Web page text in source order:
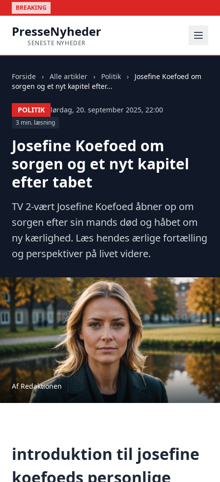
BREAKING
PresseNyheder
SENESTE NYHEDER
Forside › Alle artikler › Politik ›
Josefine Koefoed om
sorgen og et nyt kapitel efter...
POLITIK lørdag, 20. september 2025, 22:00
3 min. læsning
Josefine Koefoed om
sorgen og et nyt kapitel
efter tabet
TV 2-vært Josefine Koefoed åbner op om
sorgen efter sin mands død og håbet om
ny kærlighed. Læs hendes ærlige fortælling
og perspektiver på livet videre.
Af Redaktionen
introduktion til josefine
koefoeds personlige